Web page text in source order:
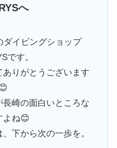
へ
ダイビングショップ
です。
りがとうございます
崎の面白いところな
よね😊
下から次の一歩を。